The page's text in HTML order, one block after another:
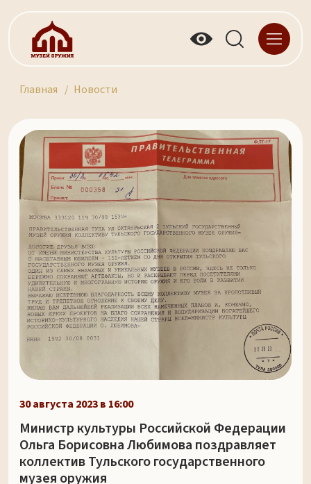
Главная Новости
30 августа 2023 в 16:00
Министр культуры Российской Федерации
Ольга Борисовна Любимова поздравляет
коллектив Тульского государственного
музея оружия